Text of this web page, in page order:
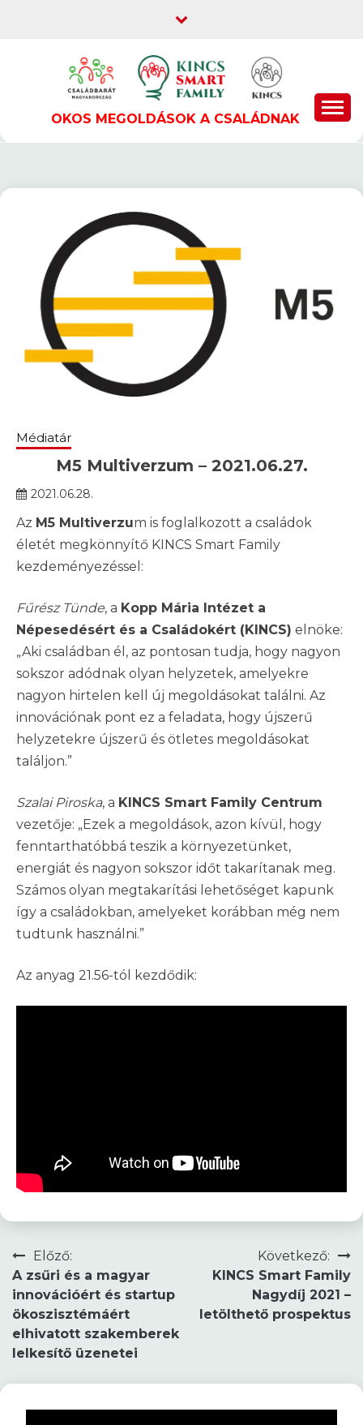
OKOS MEGOLDÁSOK A CSALÁDNAK
Médiatár
M5 Multiverzum – 2021.06.27.
2021.06.28.
Az M5 Multiverzum is foglalkozott a családok
életét megkönnyítő KINCS Smart Family
kezdeményezéssel:
Fűrész Tünde, a Kopp Mária Intézet a
Népesedésért és a Családokért (KINCS) elnöke:
„Aki családban él, az pontosan tudja, hogy nagyon
sokszor adódnak olyan helyzetek, amelyekre
nagyon hirtelen kell új megoldásokat találni. Az
innovációnak pont ez a feladata, hogy újszerű
helyzetekre újszerű és ötletes megoldásokat
találjon.”
Szalai Piroska, a KINCS Smart Family Centrum
vezetője: „Ezek a megoldások, azon kívül, hogy
fenntarthatóbbá teszik a környezetünket,
energiát és nagyon sokszor időt takarítanak meg.
Számos olyan megtakarítási lehetőséget kapunk
így a családokban, amelyeket korábban még nem
tudtunk használni.”
Az anyag 21.56-tól kezdődik:
Bejegyzés
navigáció
Előző:
A zsűri és a magyar
innovációért és startup
ökoszisztémáért
elhivatott szakemberek
lelkesítő üzenetei
Következő:
KINCS Smart Family
Nagydíj 2021 –
letölthető prospektus